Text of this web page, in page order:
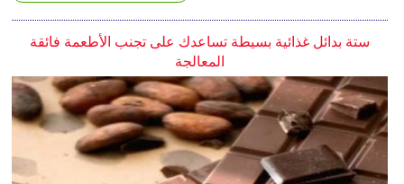
ستة بدائل غذائية بسيطة تساعدك على تجنب الأطعمة فائقة
المعالجة